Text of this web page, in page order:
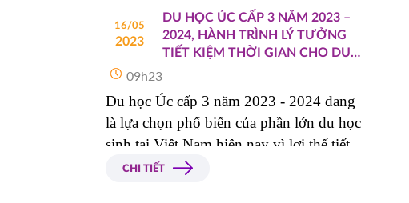
16/05
2023
DU HỌC ÚC CẤP 3 NĂM 2023 –
2024, HÀNH TRÌNH LÝ TƯỞNG
TIẾT KIỆM THỜI GIAN CHO DU
09h23
Du học Úc cấp 3 năm 2023 - 2024 đang
là lựa chọn phổ biến của phần lớn du học
sinh tại Việt Nam hiện nay vì lợi thế tiết
kiệm thời gian, giúp các em sớm làm
CHI TIẾT